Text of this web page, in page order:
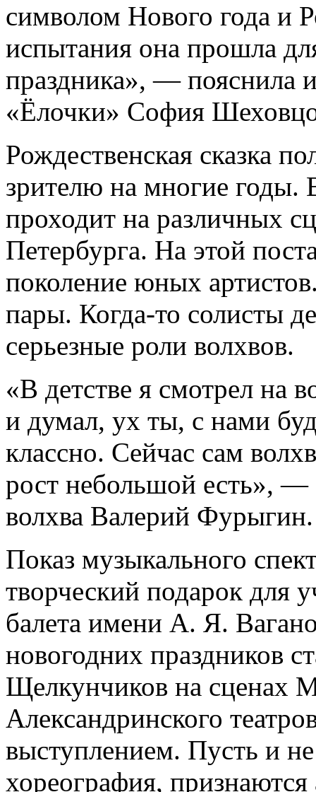
символом Нового года и
испытания она прошла
праздника», — пояснила
«Ёлочки» София
Рождественская сказка
зрителю на многие годы.
проходит на различных
Петербурга. На этой
поколение юных
пары. Когда-то солисты
серьезные роли волхвов.
«В детстве я смотрел на
и думал, ух ты, с нами
классно. Сейчас сам
рост небольшой есть», —
волхва Валерий Фурыгин.
Показ музыкального
творческий подарок для
балета имени А. Я.
новогодних праздников
Щелкунчиков на сценах
Александринского
выступлением. Пусть и не
хореография,